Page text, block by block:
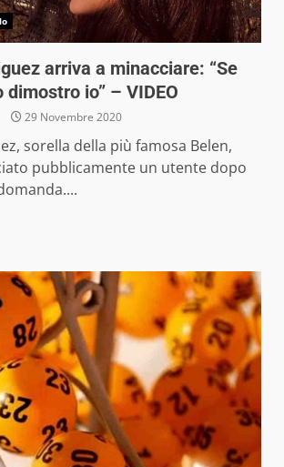
arriva a minacciare: “Se
io” – VIDEO
29 Novembre 2020
sorella della più famosa Belen,
pubblicamente un utente dopo